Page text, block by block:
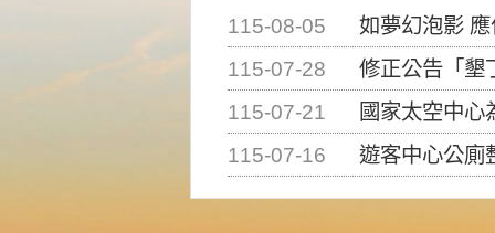
115-08-05
如夢幻泡影
115-07-28
修正公告「墾丁國家公
115-07-21
國家太空中心為辦理
115-07-16
遊客中心公廁